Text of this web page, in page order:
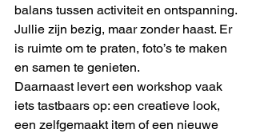
balans tussen activiteit en ontspanning.
Jullie zijn bezig, maar zonder haast. Er
is ruimte om te praten, foto’s te maken
en samen te genieten.
Daarnaast levert een workshop vaak
iets tastbaars op: een creatieve look,
een zelfgemaakt item of een nieuwe